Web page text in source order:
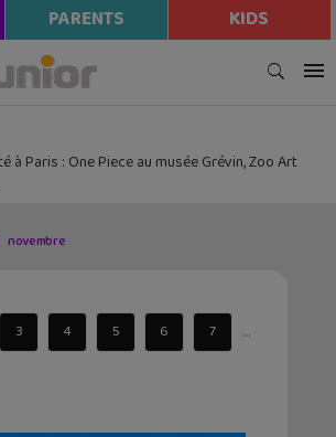
PARENTS KIDS
à Paris : One Piece au musée Grévin, Zoo Art
novembre
3 4 5 6 7 ...